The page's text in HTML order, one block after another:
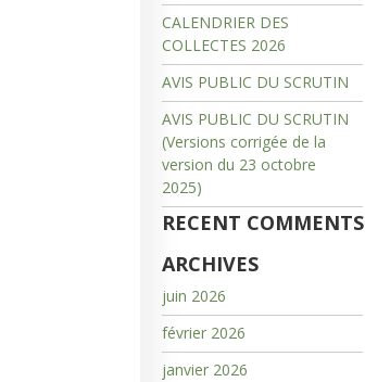
CALENDRIER DES
COLLECTES 2026
AVIS PUBLIC DU SCRUTIN
AVIS PUBLIC DU SCRUTIN
(Versions corrigée de la
version du 23 octobre
2025)
RECENT COMMENTS
ARCHIVES
juin 2026
février 2026
janvier 2026